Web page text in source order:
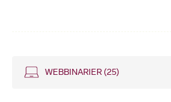
WEBBINARIER (25)